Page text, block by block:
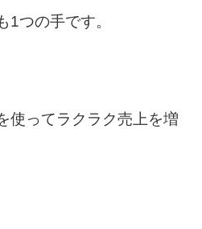
1つの手です。
使ってラクラク売上を増